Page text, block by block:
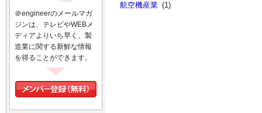
航空機産業 (1)
＠engineerのメールマガ
ジンは、テレビやWEBメ
ディアよりいち早く、製
造業に関する新鮮な情報
を得ることができます。